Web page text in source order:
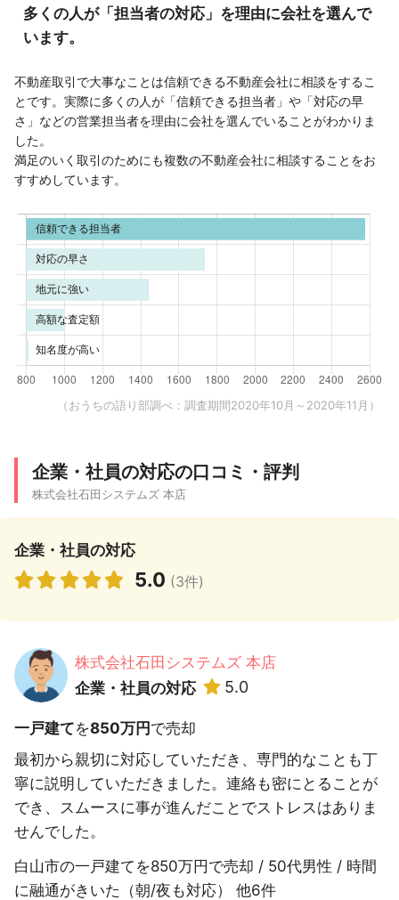
多くの人が「担当者の対応」を理由に会社を選んで
います。
不動産取引で大事なことは信頼できる不動産会社に相談をするこ
とです。実際に多くの人が「信頼できる担当者」や「対応の早
さ」などの営業担当者を理由に会社を選んでいることがわかりま
した。
満足のいく取引のためにも複数の不動産会社に相談することをお
すすめしています。
（おうちの語り部調べ：調査期間2020年10月～2020年11月）
企業・社員の対応の口コミ・評判
株式会社石田システムズ 本店
企業・社員の対応
5.0 (3件)
株式会社石田システムズ 本店
企業・社員の対応
5.0
一戸建てを850万円で売却
最初から親切に対応していただき、専門的なことも丁
寧に説明していただきました。連絡も密にとることが
でき、スムースに事が進んだことでストレスはありま
せんでした。
白山市の一戸建てを850万円で売却 / 50代男性 / 時間
に融通がきいた（朝/夜も対応） 他6件